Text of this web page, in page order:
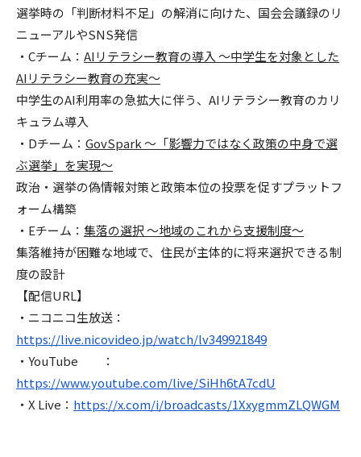
選挙時の「判断材料不足」の解消に向けた、国会会議録のリ
ニューアルやSNS発信
・Cチーム： AIリテラシー教育の導入 〜中学生を対象とした
AIリテラシー教育の充実〜
中学生のAI利用率の急拡大に伴う、AIリテラシー教育のカリ
キュラム導入
・Dチーム： GovSpark 〜「影響力ではなく政策の中身で選
ぶ選挙」を実現〜
政治・選挙の偽情報対策と政策本位の投票を促すプラットフ
ォーム構築
・Eチーム： 集落の選択 〜地域のこれから支援制度〜
集落維持が困難な地域で、住民が主体的に将来選択できる制
度の設計
【配信URL】
・ニコニコ生放送：
https://live.nicovideo.jp/watch/lv349921849
・YouTube ：
https://www.youtube.com/live/SiHh6tA7cdU
・X Live： https://x.com/i/broadcasts/1XxygmmZLQWGM